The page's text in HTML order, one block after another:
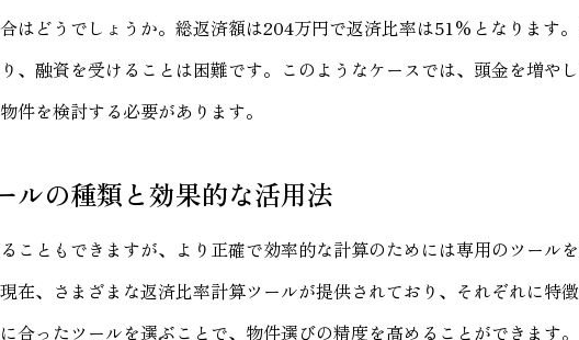
はどうでしょうか。総返済額は204万円で返済比率は51%となります
、融資を受けることは困難です。このようなケースでは、頭金を増や
件を検討する必要があります。
ルの種類と効果的な活用法
こともできますが、より正確で効率的な計算のためには専用のツール
在、さまざまな返済比率計算ツールが提供されており、それぞれに特
合ったツールを選ぶことで、物件選びの精度を高めることができます。